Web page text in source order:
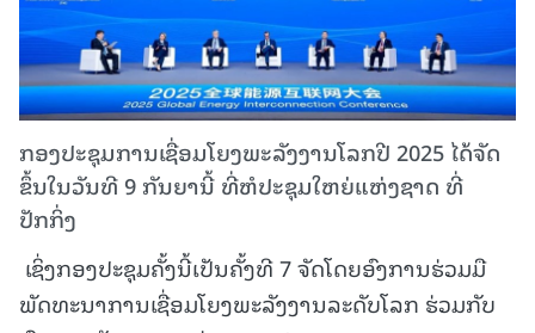
ກອງປະຊຸມການເຊື່ອມໂຍງພະລັງງານໂລກປີ 2025 ໄດ້ຈັດ
ຂຶ້ນໃນວັນທີ 9 ກັນຍານີ້ ທີ່ຫໍປະຊຸມໃຫຍ່ແຫ່ງຊາດ ທີ່
ປັກກິ່ງ
ເຊິ່ງກອງປະຊຸມຄັ້ງນີ້ເປັນຄັ້ງທີ 7 ຈັດໂດຍອົງການຮ່ວມມື
ພັດທະນາການເຊື່ອມໂຍງພະລັງງານລະດັບໂລກ ຮ່ວມກັບ